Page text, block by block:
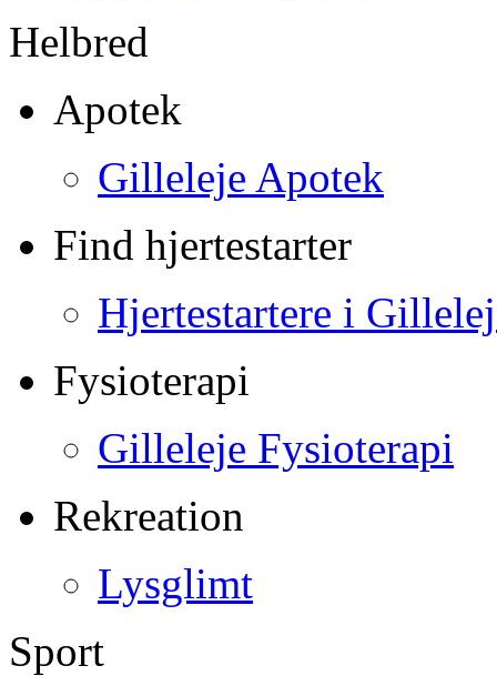
Helbred
Apotek
Gilleleje Apotek
Find hjertestarter
Hjertestartere i
Fysioterapi
Gilleleje Fysioterapi
Rekreation
Lysglimt
Sport